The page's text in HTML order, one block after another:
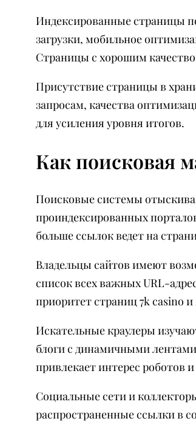
Индексированные страницы
загрузки, мобильное
Страницы с хорошим
Присутствие страницы в
запросам, качества
для усиления уровня итогов.
Как поисковая
Поисковые системы
проиндексированных
больше ссылок ведет на
Владельцы сайтов имеют
список всех важных URL-
приоритет страниц 7k casino
Искательные краулеры
блоги с динамичными
привлекает интерес роботов
Социальные сети и
распространенные ссылки в